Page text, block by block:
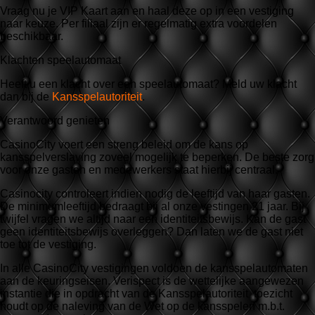
Vraag nu je VIP Kaart aan en haal deze op in een vestiging
naar keuze. Per filiaal zijn er regelmatig extra voordelen
beschikbaar.
Klachten speelautomaat
Heeft u een klacht over een speelautomaat? Meld uw klacht
dan bij de Kansspelautoriteit.
Verantwoord genieten
CasinoCity voert een streng beleid om de kans op
kansspelverslaving zoveel mogelijk te beperken. De beste zorg
voor onze gasten en medewerkers staat hierbij centraal.
Casinocity controleert indien nodig de leeftijd van haar gasten.
De minimumleeftijd bedraagt bij al onze vestingen 21 jaar. Bij
twijfel vragen we altijd naar een identiteitsbewijs. Kan de gast
geen identiteitsbewijs overleggen? Dan laten we de gast niet
toe tot de vestiging.
In alle CasinoCity vestigingen voldoen de kansspelautomaten
aan de keuringseisen. Verispect is de wettelijke aangewezen
instantie die in opdracht van de Kansspelautoriteit toezicht
houdt op de naleving van de Wet op de kansspelen m.b.t.